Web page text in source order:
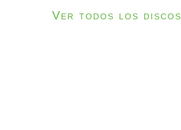
Ver todos los discos